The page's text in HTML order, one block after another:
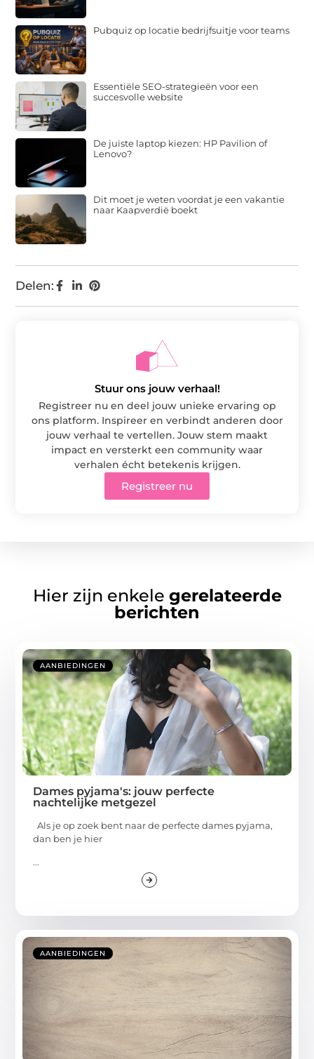
Delen:
Pubquiz op locatie bedrijfsuitje voor teams
Essentiële SEO-strategieën voor een
succesvolle website
De juiste laptop kiezen: HP Pavilion of
Lenovo?
Dit moet je weten voordat je een vakantie
naar Kaapverdië boekt
Stuur ons jouw verhaal!
Registreer nu en deel jouw unieke ervaring op
ons platform. Inspireer en verbindt anderen door
jouw verhaal te vertellen. Jouw stem maakt
impact en versterkt een community waar
verhalen écht betekenis krijgen.
Registreer nu
Hier zijn enkele gerelateerde
berichten
AANBIEDINGEN
Dames pyjama's: jouw perfecte
nachtelijke metgezel
Als je op zoek bent naar de perfecte dames pyjama,
dan ben je hier
...
AANBIEDINGEN